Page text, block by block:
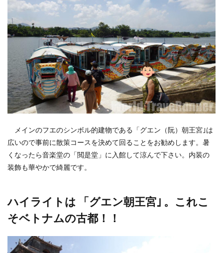
メインのフエのシンボル的建物である「グエン（阮）朝王宮｣は
広いので事前に散策コースを決めて回ることをお勧めします。暑
くなったら音楽堂の「閲是堂」に入館して涼んで下さい。内装の
装飾も華やかで綺麗です。
ハイライトは 「グエン朝王宮｣ 。これこ
そベトナムの古都！！